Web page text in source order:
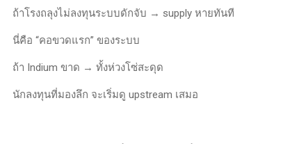
ถ้าโรงถลุงไม่ลงทุนระบบดักจับ → supply หายทันที
นี่คือ “คอขวดแรก” ของระบบ
ถ้า Indium ขาด → ทั้งห่วงโซ่สะดุด
นักลงทุนที่มองลึก จะเริ่มดู upstream เสมอ